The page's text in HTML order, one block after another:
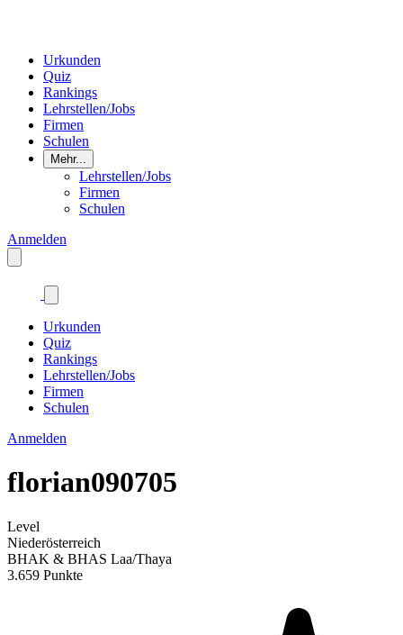
Urkunden
Quiz
Rankings
Lehrstellen/Jobs
Firmen
Schulen
Mehr...
Lehrstellen/Jobs
Firmen
Schulen
Anmelden
Urkunden
Quiz
Rankings
Lehrstellen/Jobs
Firmen
Schulen
Anmelden
florian090705
Level
Niederösterreich
BHAK & BHAS Laa/Thaya
3.659 Punkte